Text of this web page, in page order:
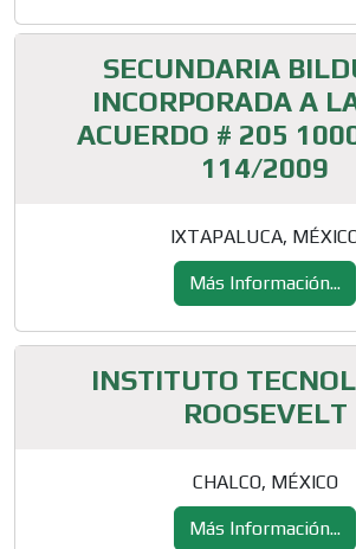
SECUNDARIA
INCORPORADA A
ACUERDO # 205
114/2009
IXTAPALUCA,
Más Información...
INSTITUTO
ROOSEVELT
CHALCO, MÉXICO
Más Información...